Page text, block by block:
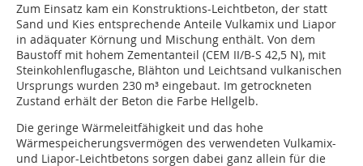
Zum Einsatz kam ein Konstruktions-Leichtbeton, der statt
Sand und Kies entsprechende Anteile Vulkamix und Liapor
in adäquater Körnung und Mischung enthält. Von dem
Baustoff mit hohem Zementanteil (CEM II/B-S 42,5 N), mit
Steinkohlenflug­asche, Blähton und Leichtsand vulkanischen
Ursprungs wurden 230 m³ eingebaut. Im getrockneten
Zustand erhält der Beton die Farbe Hellgelb.
Die geringe Wärmeleitfähigkeit und das hohe
Wärmespeicherungsvermögen des verwendeten Vulkamix-
und Liapor-Leichtbetons sorgen dabei ganz allein für die